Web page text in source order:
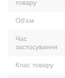
товару
Об'єм
Час
застосування
Клас товару